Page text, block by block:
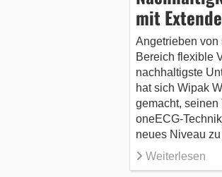
mit
Angetrieben von
Bereich flexible
nachhaltigste
hat sich Wipak
gemacht, seinen
oneECG-
neues Niveau
Weiterlesen